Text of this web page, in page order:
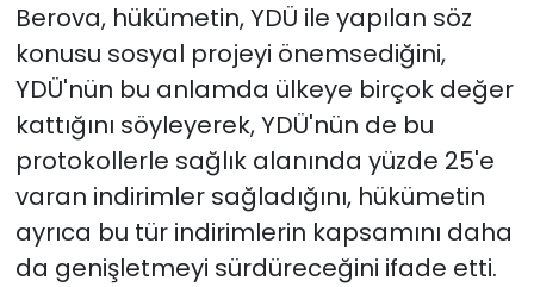
Berova, hükümetin, YDÜ ile yapılan söz
konusu sosyal projeyi önemsediğini,
YDÜ'nün bu anlamda ülkeye birçok değer
kattığını söyleyerek, YDÜ'nün de bu
protokollerle sağlık alanında yüzde 25'e
varan indirimler sağladığını, hükümetin
ayrıca bu tür indirimlerin kapsamını daha
da genişletmeyi sürdüreceğini ifade etti.